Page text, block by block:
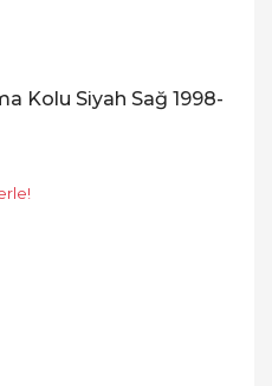
Kolu Siyah Sağ 1998-